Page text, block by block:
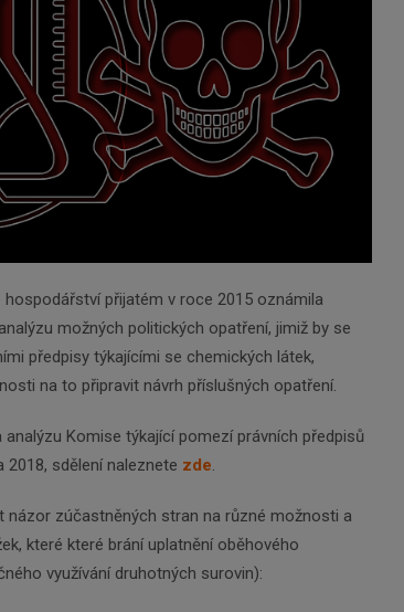
přijatém v roce 2015 oznámila
možných politických opatření, jimiž by se
předpisy týkajícími se chemických látek,
na to připravit návrh příslušných opatření.
Komise týkající pomezí právních předpisů
2018, sdělení naleznete zde.
názor zúčastněných stran na různé možnosti a
které které brání uplatnění oběhového
využívání druhotných surovin):